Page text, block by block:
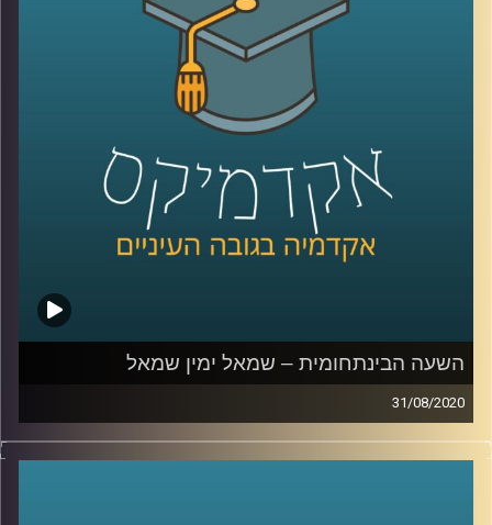
מאוניברסיטת רייכמן, בה הוא יסביר על היחסים
המתוחים בין שני התחומים הללו, כיצד
הרגולציה פועלת בזירה המרתקת הזו, וכיצד
מגפת הקורונה מושפעת ומשפיעה על המשפט
והטכנולוגיה.
AudioVersity
השעה הבינתחומית – שמאל ימין שמאל
31/08/2020
ממש כמו יין ויאנג, גם השמאל והימין המנוגדים